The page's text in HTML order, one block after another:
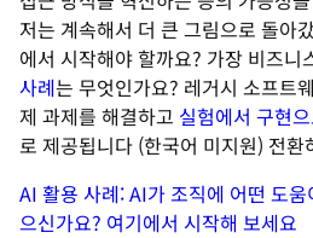
저는 계속해서 더 큰 그림으로 돌아
에서 시작해야 할까요? 가장 비즈니
사례는 무엇인가요? 레거시 소프트
제 과제를 해결하고 실험에서 구현
로 제공됩니다 (한국어 미지원) 전환
AI 활용 사례: AI가 조직에 어떤 도
으신가요? 여기에서 시작해 보세요